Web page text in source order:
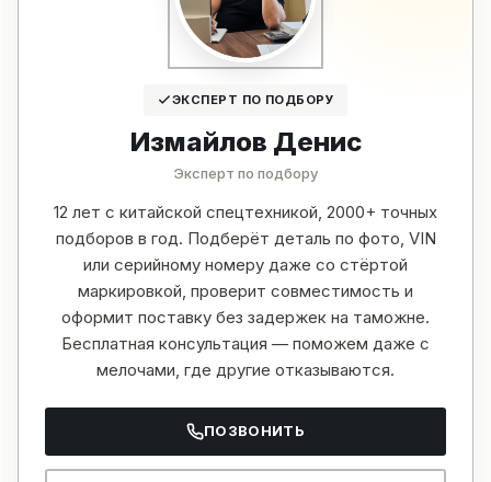
ЭКСПЕРТ ПО ПОДБОРУ
Измайлов Денис
Эксперт по подбору
12 лет с китайской спецтехникой, 2000+ точных
подборов в год. Подберёт деталь по фото, VIN
или серийному номеру даже со стёртой
маркировкой, проверит совместимость и
оформит поставку без задержек на таможне.
Бесплатная консультация — поможем даже с
мелочами, где другие отказываются.
ПОЗВОНИТЬ